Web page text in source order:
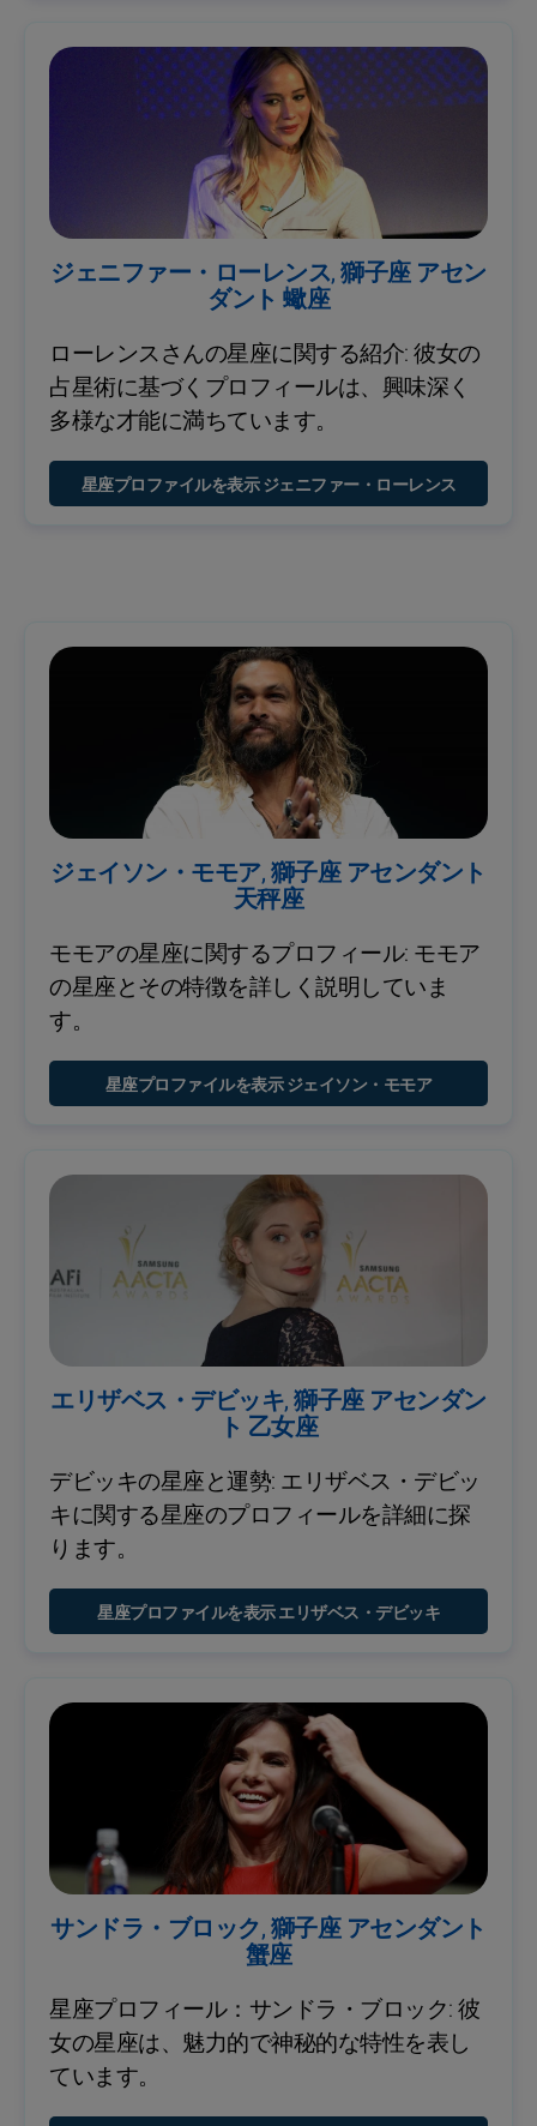
ジェニファー・ローレンス, 獅子座 アセン
ダント 蠍座
ローレンスさんの星座に関する紹介: 彼女の
占星術に基づくプロフィールは、興味深く
多様な才能に満ちています。
星座プロファイルを表示 ジェニファー・ローレンス
ジェイソン・モモア, 獅子座 アセンダント
天秤座
モモアの星座に関するプロフィール: モモア
の星座とその特徴を詳しく説明していま
す。
星座プロファイルを表示 ジェイソン・モモア
エリザベス・デビッキ, 獅子座 アセンダン
ト 乙女座
デビッキの星座と運勢: エリザベス・デビッ
キに関する星座のプロフィールを詳細に探
ります。
星座プロファイルを表示 エリザベス・デビッキ
サンドラ・ブロック, 獅子座 アセンダント
蟹座
星座プロフィール：サンドラ・ブロック: 彼
女の星座は、魅力的で神秘的な特性を表し
ています。